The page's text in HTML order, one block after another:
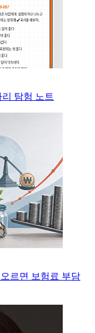
리 탐험 노트
르면 보험료 부담